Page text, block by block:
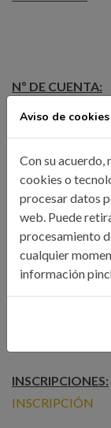
Nº DE CUENTA:
Ordenante:
Concepto:
Se deberá
INSCRIPCIONES:
INSCRIPCIÓN
Aviso de cookies
Con su acuerdo,
cookies o
procesar datos
web. Puede
procesamiento
cualquier
información